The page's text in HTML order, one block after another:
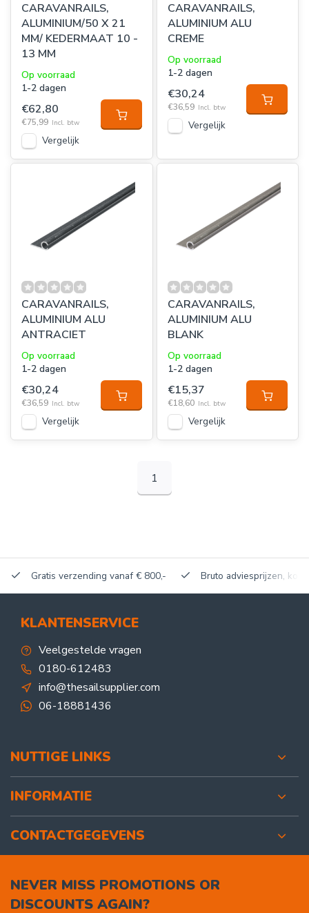
CARAVANRAILS,
ALUMINIUM/50 X 21
MM/ KEDERMAAT 10 -
13 MM
Op voorraad
1-2 dagen
€62,80
€75,99 Incl. btw
Vergelijk
CARAVANRAILS,
ALUMINIUM ALU
CREME
Op voorraad
1-2 dagen
€30,24
€36,59 Incl. btw
Vergelijk
CARAVANRAILS,
ALUMINIUM ALU
ANTRACIET
Op voorraad
1-2 dagen
€30,24
€36,59 Incl. btw
Vergelijk
CARAVANRAILS,
ALUMINIUM ALU
BLANK
Op voorraad
1-2 dagen
€15,37
€18,60 Incl. btw
Vergelijk
1
Gratis verzending vanaf € 800,- Bruto adviesprijzen,
KLANTENSERVICE
Veelgestelde vragen
0180-612483
info@thesailsupplier.com
06-18881436
NUTTIGE LINKS
INFORMATIE
CONTACTGEGEVENS
NEVER MISS PROMOTIONS OR
DISCOUNTS AGAIN?